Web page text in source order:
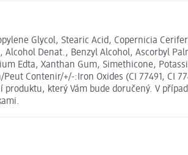
Glycol, Stearic Acid, Copernicia
Denat., Benzyl Alcohol, Ascorbyl
Edta, Xanthan Gum, Simethicone,
Contenir/+/-:Iron Oxides (CI 77491, CI
který Vám bude doručený. V